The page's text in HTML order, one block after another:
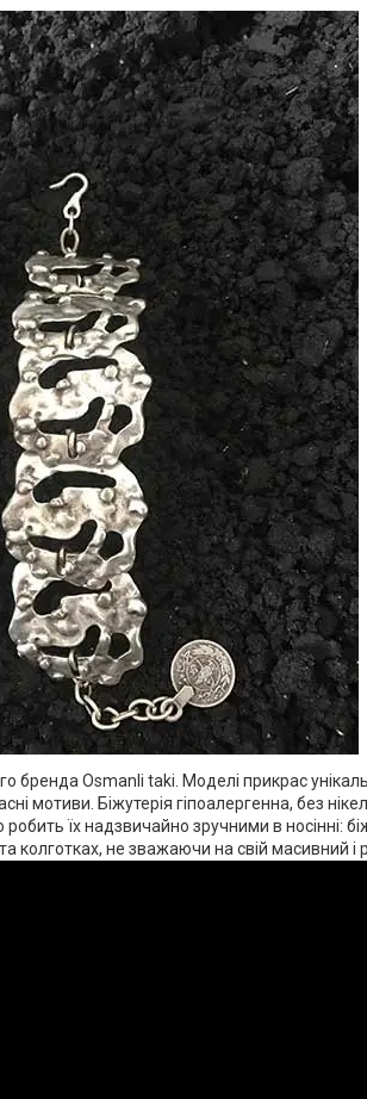
бренда Osmanli taki. Моделі прикрас
мотиви. Біжутерія гіпоалергенна, без
їх надзвичайно зручними в носінні:
колготках, не зважаючи на свій масивний і